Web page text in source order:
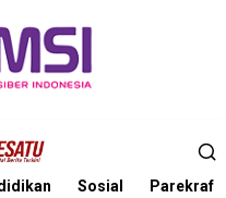
Sosial Parekraf